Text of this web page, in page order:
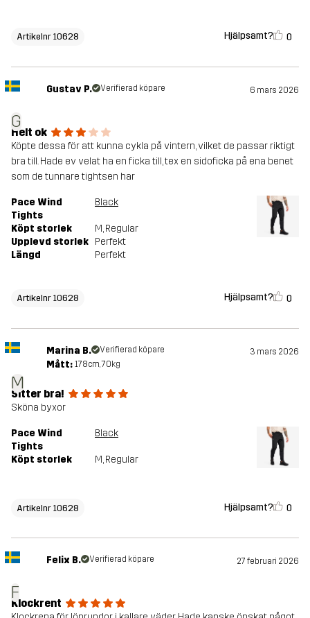
Artikelnr 10628 Hjälpsamt? 0
G
Gustav P. Verifierad köpare 6 mars 2026
Helt ok
Köpte dessa för att kunna cykla på vintern, vilket de passar riktigt
bra till. Hade ev velat ha en ficka till, tex en sidoficka på ena benet
som de tunnare tightsen har
Pace Wind
Tights
Black
Köpt storlek M, Regular
Upplevd storlek Perfekt
Längd
Perfekt
Artikelnr 10628 Hjälpsamt? 0
M
Marina B. Verifierad köpare 3 mars 2026
Mått: 178cm, 70kg
Sitter bra!
Sköna byxor
Pace Wind
Tights
Black
Köpt storlek M, Regular
Artikelnr 10628 Hjälpsamt? 0
F
Felix B. Verifierad köpare 27 februari 2026
Klockrent